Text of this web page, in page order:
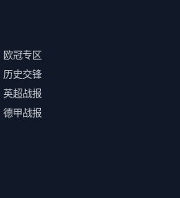
欧冠专区
历史交锋
英超战报
德甲战报